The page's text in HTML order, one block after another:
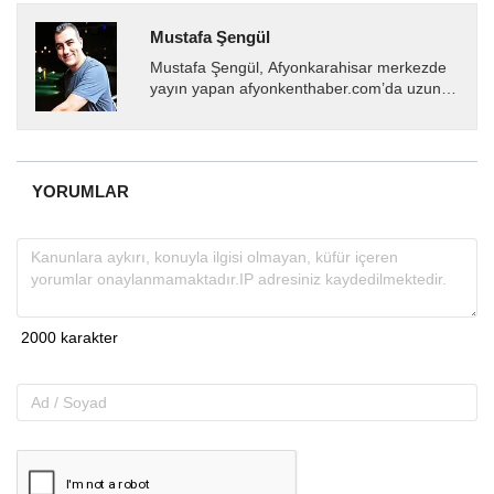
Mustafa Şengül
Mustafa Şengül, Afyonkarahisar merkezde
yayın yapan afyonkenthaber.com’da uzun
almakta, haber akışı...
YORUMLAR